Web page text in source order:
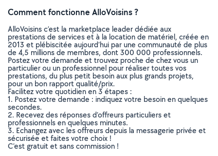
Comment fonctionne AlloVoisins ?
AlloVoisins c’est la marketplace leader dédiée aux
prestations de services et à la location de matériel, créée en
2013 et plébiscitée aujourd’hui par une communauté de plus
de 4,5 millions de membres, dont 300 000 professionnels.
Postez votre demande et trouvez proche de chez vous un
particulier ou un professionnel pour réaliser toutes vos
prestations, du plus petit besoin aux plus grands projets,
pour un bon rapport qualité/prix.
Facilitez votre quotidien en 3 étapes :
1. Postez votre demande : indiquez votre besoin en quelques
secondes.
2. Recevez des réponses d’offreurs particuliers et
professionnels en quelques minutes.
3. Echangez avec les offreurs depuis la messagerie privée et
sécurisée et faites votre choix !
C’est gratuit et sans commission !